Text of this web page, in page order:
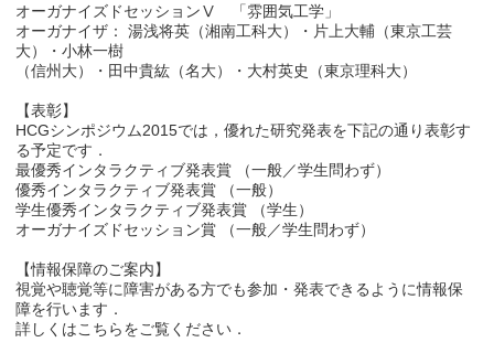
オーガナイズドセッションⅤ 「雰囲気工学」
オーガナイザ： 湯浅将英（湘南工科大）・片上大輔（東京工芸
大）・小林一樹
（信州大）・田中貴紘（名大）・大村英史（東京理科大）
【表彰】
HCGシンポジウム2015では，優れた研究発表を下記の通り表彰す
る予定です．
最優秀インタラクティブ発表賞 （一般／学生問わず）
優秀インタラクティブ発表賞 （一般）
学生優秀インタラクティブ発表賞 （学生）
オーガナイズドセッション賞 （一般／学生問わず）
【情報保障のご案内】
視覚や聴覚等に障害がある方でも参加・発表できるように情報保
障を行います．
詳しくはこちらをご覧ください．